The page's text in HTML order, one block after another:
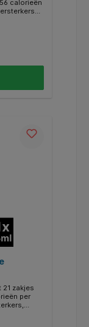
calorieën
21 zakjes
per